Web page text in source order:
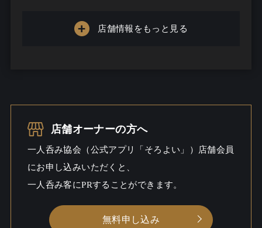
100
一人呑み
しっとり / 料理充実 / 出会いあるか
店舗情報をもっと見る
店舗オーナーの方へ
一人呑み協会（公式アプリ「そろよい」）店舗会員
にお申し込みいただくと、
一人呑み客にPRすることができます。
無料申し込み